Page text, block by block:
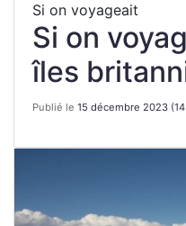
Si on voyageait
Si on
îles
Publié le 15 décembre 2023